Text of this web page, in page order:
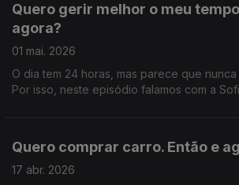
Quero gerir melhor o meu
agora?
01 mai. 2026
O dia tem 24 horas, mas parece que
Por isso, neste episódio falamos com a
Quero comprar carro. Então e
17 abr. 2026